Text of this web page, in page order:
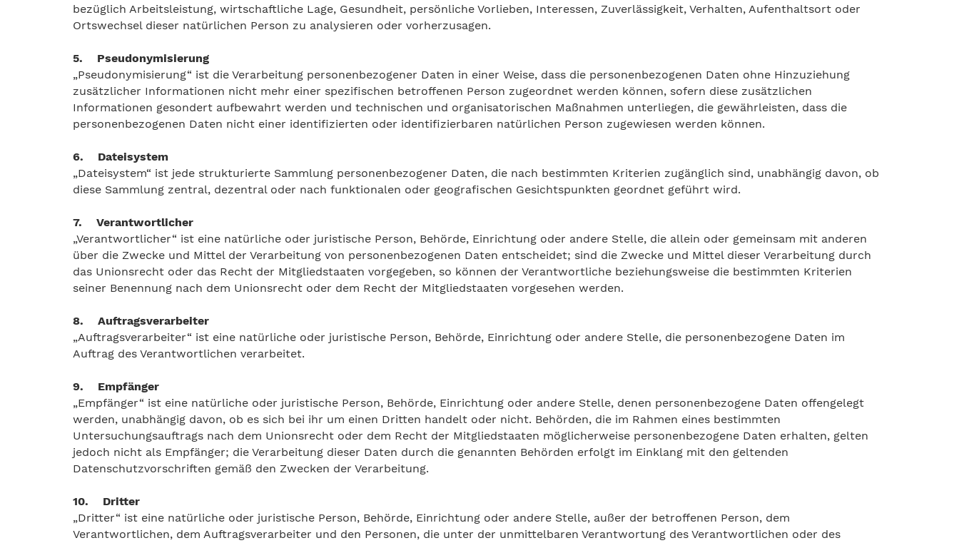
bezüglich Arbeitsleistung, wirtschaftliche Lage, Gesundheit, persönliche Vorlieben, Interessen, Zuverlässigkeit, Verhalten, Aufenthaltsort oder
Ortswechsel dieser natürlichen Person zu analysieren oder vorherzusagen.
5. Pseudonymisierung
„Pseudonymisierung“ ist die Verarbeitung personenbezogener Daten in einer Weise, dass die personenbezogenen Daten ohne Hinzuziehung
zusätzlicher Informationen nicht mehr einer spezifischen betroffenen Person zugeordnet werden können, sofern diese zusätzlichen
Informationen gesondert aufbewahrt werden und technischen und organisatorischen Maßnahmen unterliegen, die gewährleisten, dass die
personenbezogenen Daten nicht einer identifizierten oder identifizierbaren natürlichen Person zugewiesen werden können.
6. Dateisystem
„Dateisystem“ ist jede strukturierte Sammlung personenbezogener Daten, die nach bestimmten Kriterien zugänglich sind, unabhängig davon, ob
diese Sammlung zentral, dezentral oder nach funktionalen oder geografischen Gesichtspunkten geordnet geführt wird.
7. Verantwortlicher
„Verantwortlicher“ ist eine natürliche oder juristische Person, Behörde, Einrichtung oder andere Stelle, die allein oder gemeinsam mit anderen
über die Zwecke und Mittel der Verarbeitung von personenbezogenen Daten entscheidet; sind die Zwecke und Mittel dieser Verarbeitung durch
das Unionsrecht oder das Recht der Mitgliedstaaten vorgegeben, so können der Verantwortliche beziehungsweise die bestimmten Kriterien
seiner Benennung nach dem Unionsrecht oder dem Recht der Mitgliedstaaten vorgesehen werden.
8. Auftragsverarbeiter
„Auftragsverarbeiter“ ist eine natürliche oder juristische Person, Behörde, Einrichtung oder andere Stelle, die personenbezogene Daten im
Auftrag des Verantwortlichen verarbeitet.
9. Empfänger
„Empfänger“ ist eine natürliche oder juristische Person, Behörde, Einrichtung oder andere Stelle, denen personenbezogene Daten offengelegt
werden, unabhängig davon, ob es sich bei ihr um einen Dritten handelt oder nicht. Behörden, die im Rahmen eines bestimmten
Untersuchungsauftrags nach dem Unionsrecht oder dem Recht der Mitgliedstaaten möglicherweise personenbezogene Daten erhalten, gelten
jedoch nicht als Empfänger; die Verarbeitung dieser Daten durch die genannten Behörden erfolgt im Einklang mit den geltenden
Datenschutzvorschriften gemäß den Zwecken der Verarbeitung.
10. Dritter
„Dritter“ ist eine natürliche oder juristische Person, Behörde, Einrichtung oder andere Stelle, außer der betroffenen Person, dem
Verantwortlichen, dem Auftragsverarbeiter und den Personen, die unter der unmittelbaren Verantwortung des Verantwortlichen oder des